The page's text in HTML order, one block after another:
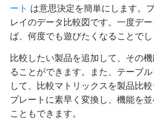
ート は意思決定を簡単にします。
レイのデータ比較図です。一度デ
ば、何度でも遊びたくなることで
比較したい製品を追加して、その
ることができます。また、テーブ
して、比較マトリックスを製品比
プレートに素早く変換し、機能を
こともできます。